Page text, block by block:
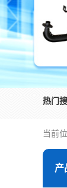
热门搜
当前位
产